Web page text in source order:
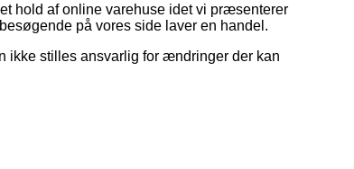
hold af online varehuse idet vi præsenterer
på vores side laver en handel.
ikke stilles ansvarlig for ændringer der kan